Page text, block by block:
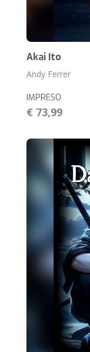
Akai Ito
Andy Ferrer
IMPRESO
€ 73,99